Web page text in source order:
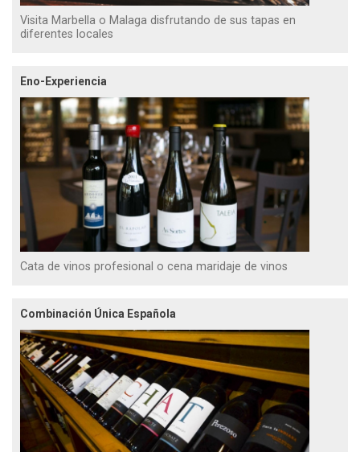
Visita Marbella o Malaga disfrutando de sus tapas en
diferentes locales
Eno-Experiencia
Cata de vinos profesional o cena maridaje de vinos
Combinación Única Española